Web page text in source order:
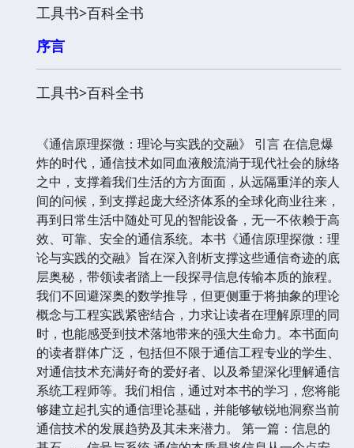
工具书>百科全书
序言
工具书>百科全书
《通信原理探微：理论与实践的交融》 引言 在信息爆
炸的时代，通信技术如同血液般流淌于现代社会的脉络
之中，支撑着我们生活的方方面面，从远隔重洋的亲人
间的问候，到支撑起庞大经济体系的全球化商业往来，
再到日常生活中随处可见的智能设备，无一不依赖于高
效、可靠、安全的通信系统。本书《通信原理探微：理
论与实践的交融》旨在深入剖析支撑这些通信奇迹的底
层奥秘，带领读者踏上一段探寻信息传输本质的旅程。
我们不回避深奥的数学推导，但更侧重于将抽象的理论
概念与工程实践紧密结合，力求让读者在理解原理的同
时，也能感受到技术落地带来的强大生命力。本书面向
的读者群体广泛，包括但不限于通信工程专业的学生、
对通信技术充满好奇的爱好者、以及希望深化理解通信
系统工程师等。我们相信，通过对本书的学习，您将能
够建立起扎实的通信理论基础，并能够敏锐地洞察当前
通信技术的发展趋势及其未来潜力。 第一篇：信息的